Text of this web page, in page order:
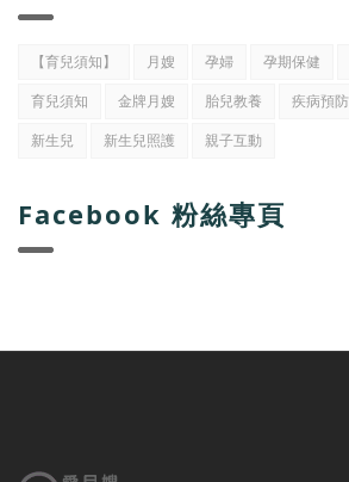
【育兒須知】 月嫂 孕婦 孕期保健
育兒須知
金牌月嫂 胎兒教養 疾病預防
新生兒
新生兒照護 親子互動
Facebook 粉絲專頁